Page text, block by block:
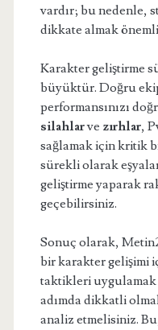
vardır; bu nedenle,
dikkate almak
Karakter geliştirme
büyüktür. Doğru
performansınızı
silahlarve zırhlar,
sağlamak için kritik
sürekli olarak
geliştirme yaparak
geçebilirsiniz.
Sonuç olarak,
bir karakter gelişimi
taktikleri uygulamak
adımda dikkatli
analiz etmelisiniz.